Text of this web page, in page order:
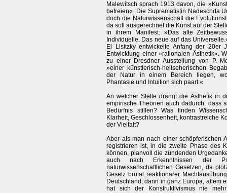
Malewitsch sprach 1913 davon, die
befreien«. Die Suprematistin Nadeschda
doch die Naturwissenschaft die
da soll ausgerechnet die Kunst auf der
in ihrem Manifest: »Das alte
Individuelle. Das neue auf das
El Lisitzky entwickelte Anfang der 20er
Entwicklung einer »rationalen Ästhetik«.
zu einer Dresdner Ausstellung von P.
»einer künstlerisch-hellseherischen
der Natur in einem Bereich liegen,
Phantasie und Intuition sich paart.«
An welcher Stelle drängt die Ästhetik in
empirische Theorien auch dadurch, dass
Bedürfnis stillen? Was finden
Klarheit, Geschlossenheit, kontrastreiche
der Vielfalt?
Aber als man nach einer schöpferischen
registrieren ist, in die zweite Phase des
können, planvoll die zündenden
auch nach Erkenntnissen der
naturwissenschaftlichen Gesetzen, da
Gesetz brutal reaktionärer
Deutschland, dann in ganz Europa, allem
hat sich der Konstruktivismus nie